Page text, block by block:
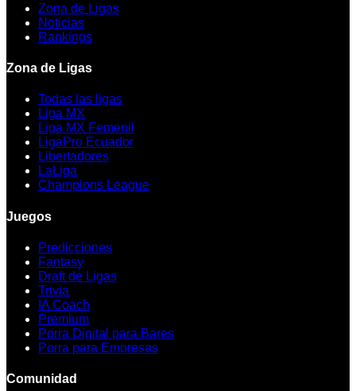
Zona de Ligas
Noticias
Rankings
Zona de Ligas
Todas las ligas
Liga MX
Liga MX Femenil
LigaPro Ecuador
Libertadores
LaLiga
Champions League
Juegos
Predicciones
Fantasy
Draft de Ligas
Trivia
IA Coach
Premium
Porra Digital para Bares
Porra para Empresas
Comunidad